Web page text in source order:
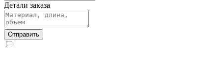
Детали заказа